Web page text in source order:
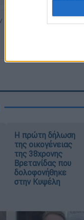
Η πρώτη δήλωση
της οικογένειας
της 38χρονης
Βρετανίδας που
δολοφονήθηκε
στην Κυψέλη